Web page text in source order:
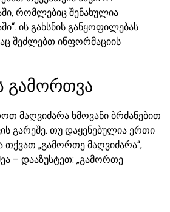
რომლებიც შენახულია
ის გახსნის განყოფილებას
შეძლებთ ინფორმაციის
გამორთვა
მაღვიძარა ხმოვანი ბრძანებით
გარეშე. თუ დაყენებულია ერთი
თქვათ „გამორთე მაღვიძარა“,
– დააზუსტეთ: „გამორთე